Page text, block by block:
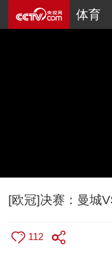
体育
[欧冠]决赛：曼城
112